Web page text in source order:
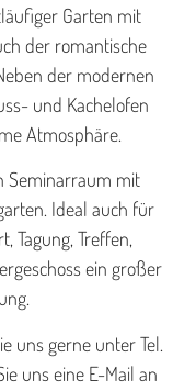
Garten mit
der romantische
der modernen
und Kachelofen
Atmosphäre.
Seminarraum mit
Ideal auch für
Tagung, Treffen,
ein großer
uns gerne unter Tel.
uns eine E-Mail an